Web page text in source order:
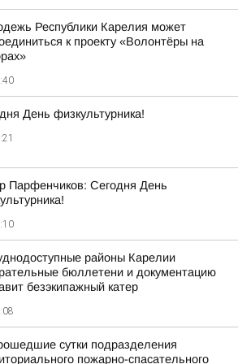
Республики Карелия может
к проекту «Волонтёры на
День физкультурника!
Парфенчиков: Сегодня День
районы Карелии
бюллетени и документацию
безэкипажный катер
сутки подразделения
пожарно-спасательного